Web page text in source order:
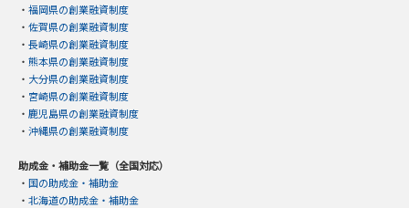
・ 福岡県の創業融資制度
・ 佐賀県の創業融資制度
・ 長崎県の創業融資制度
・ 熊本県の創業融資制度
・ 大分県の創業融資制度
・ 宮崎県の創業融資制度
・ 鹿児島県の創業融資制度
・ 沖縄県の創業融資制度
助成金・補助金一覧（全国対応）
・ 国の助成金・補助金
・ 北海道の助成金・補助金